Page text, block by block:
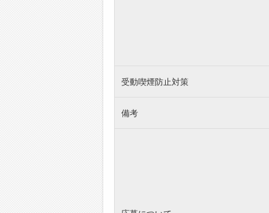
受動喫煙防止対策
備考